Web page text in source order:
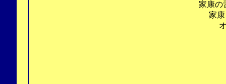
家康の舌をとろ
家康を食べてし
オーナー・シェフ茶